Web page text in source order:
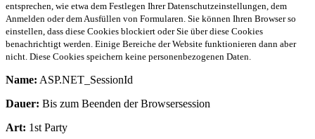
entsprechen, wie etwa dem Festlegen Ihrer Datenschutzeinstellungen, dem
Anmelden oder dem Ausfüllen von Formularen. Sie können Ihren Browser so
einstellen, dass diese Cookies blockiert oder Sie über diese Cookies
benachrichtigt werden. Einige Bereiche der Website funktionieren dann aber
nicht. Diese Cookies speichern keine personenbezogenen Daten.
Name: ASP.NET_SessionId
Dauer: Bis zum Beenden der Browsersession
Art: 1st Party